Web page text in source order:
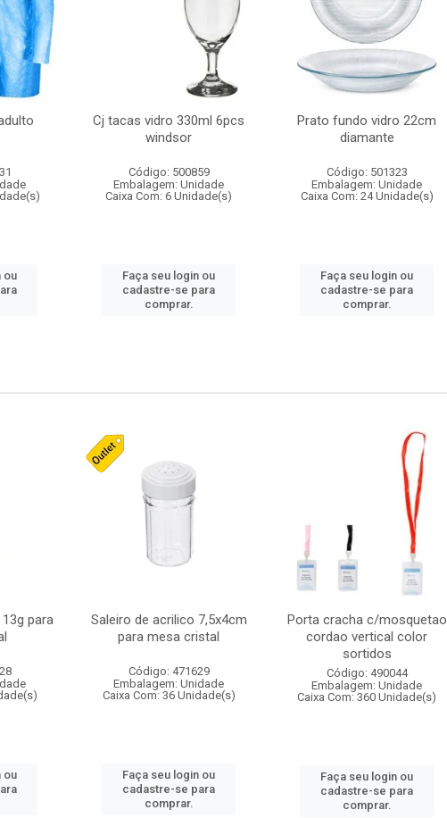
ou
Cj tacas vidro 330ml 6pcs
windsor
Código: 500859
Embalagem: Unidade
Caixa Com: 6 Unidade(s)
Faça seu login ou
cadastre-se para
comprar.
Prato fundo vidro 22cm
diamante
Código: 501323
Embalagem: Unidade
Caixa Com: 24 Unidade(s)
Faça seu login ou
cadastre-se para
comprar.
para
ou
Saleiro de acrilico 7,5x4cm
para mesa cristal
Código: 471629
Embalagem: Unidade
Caixa Com: 36 Unidade(s)
Faça seu login ou
cadastre-se para
comprar.
Porta cracha c/mosquetao
cordao vertical color
sortidos
Código: 490044
Embalagem: Unidade
Caixa Com: 360 Unidade(s)
Faça seu login ou
cadastre-se para
comprar.